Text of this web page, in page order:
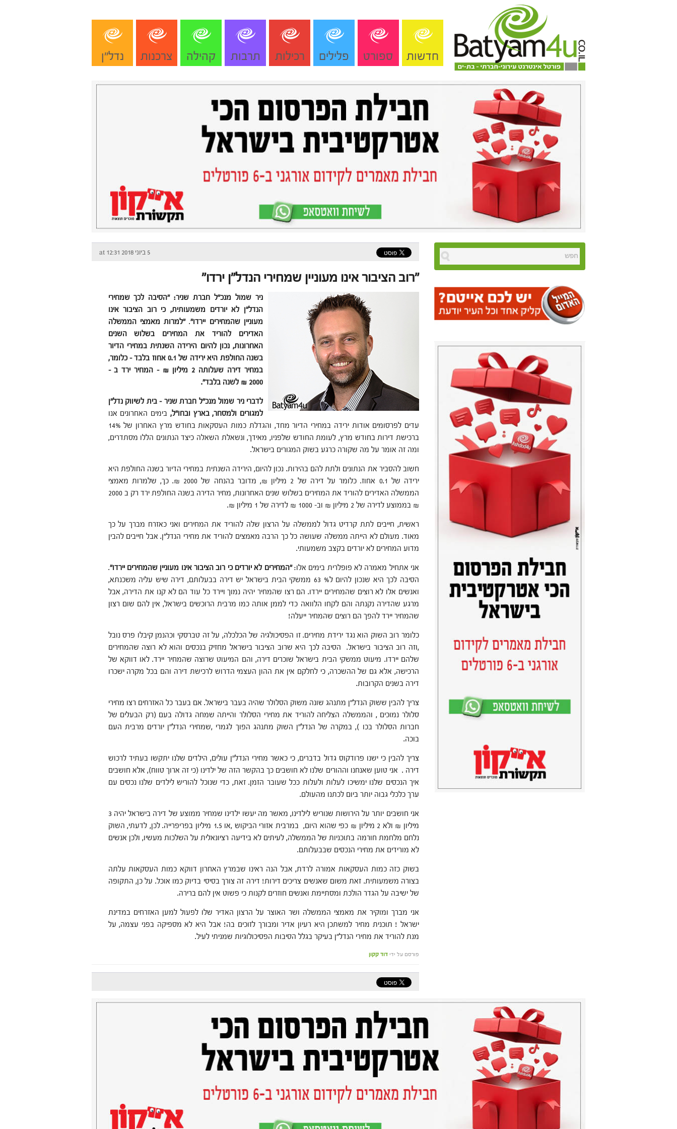
חדשות ספורט פלילים רכילות תרבות קהילה צרכנות נדל"ן
5 ביוני 2018 at 12:31
"רוב הציבור אינו מעוניין שמחירי הנדל"ן ירדו"
ניר שמול מנכ"ל חברת שניר: "הסיבה לכך שמחירי
הנדל"ן לא יורדים משמעותית, כי רוב הציבור אינו
מעונייןשהמחירים יירדו"."למרות מאמצי הממשלה
האדירים להוריד את המחירים בשלוש השנים
האחרונות, נכון להיום הירידה השנתית במחירי הדיור
בשנה החולפת היא ירידה של 0.1 אחוז בלבד – כלומר,
במחיר דירה שעלותה 2 מיליון ₪ – המחיר ירד ב –
2000 ₪ לשנה בלבד".
לדברי ניר שמול מנכ"ל חברת שניר – בית לשיווק נדל"ן
למגורים ולמסחר, בארץ ובחו"ל, בימים האחרונים אנו
עדים לפרסומים אודות ירידה במחירי הדיור מחד, והגדלת כמות העסקאות בחודש מרץ האחרון של 14%
ברכישת דירות בחודש מרץ, לעומת החודש שלפניו, מאידך, ונשאלת השאלה כיצד הנתונים הללו מסתדרים,
ומה זה אומר על מה שקורה כרגע בשוק המגורים בישראל.
חשוב להסביר את הנתונים ולתת להם בהירות. נכון להיום, הירידה השנתית במחירי הדיור בשנה החולפת היא
ירידה של 0.1 אחוז. כלומר על דירה של 2 מיליון ₪, מדובר בהנחה של 2000 ₪. כך, שלמרות מאמצי
הממשלה האדירים להוריד את המחירים בשלוש שנים האחרונות, מחיר הדירה בשנה החולפת ירד רק ב 2000
₪ בממוצע לדירה של 2 מיליון ₪ וב- 1000 ₪ לדירה של 1 מיליון ₪.
ראשית, חייבים לתת קרדיט גדול לממשלה על הרצון שלה להוריד את המחירים ואני כאזרח מברך על כך
מאוד. מעולם לא הייתה ממשלה שעושה כל כך הרבה מאמצים להוריד את מחירי הנדל"ן. אבל חייבים להבין
מדוע המחירים לא יורדים בקצב משמעותי.
אני אתחיל מאמרה לא פופלרית בימים אלו:"המחירים לא יורדים כי רוב הציבור אינו מעוניין שהמחירים יירדו".
הסיבה לכך היא שנכון להיום ל% 63 ממשקי הבית בישראל יש דירה בבעלותם, דירה שיש עליה משכנתא,
ואנשים אלו לא רוצים שהמחירים יירדו. הם רצו שהמחיר יהיה נמוך ויירד כל עוד הם לא קנו את הדירה, אבל
מרגע שהדירה נקנתה והם לקחו הלוואה כדי לממן אותה כמו מרבית הרוכשים בישראל, אין להם שום רצון
שהמחיר יירד להפך הם רוצים שהמחיר ייעלה!
כלומר רוב השוק הוא נגד ירידת מחירים. זו הפסיכולגיה של הכלכלה, על זה טברסקי וכהנמן קיבלו פרס נובל
,וזה רוב הציבור בישראל. הסיבה לכך היא שרוב הציבור בישראל מחזיק בנכסים והוא לא רוצה שהמחירים
שלהם יירדו. מיעוט ממשקי הבית בישראל שוכרים דירה, והם המיעוט שרוצה שהמחיר יירד. לאו דווקא של
הרכישה, אלא גם של ההשכרה, כי לחלקם אין את ההון העצמי הדרוש לרכישת דירה והם בכל מקרה ישכרו
דירה בשנים הקרובות.
צריך להבין ששוק הנדל"ן מתנהג שונה משוק הסלולר שהיה בעבר בישראל. אם בעבר כל האזרחים רצו מחירי
סלולר נמוכים , והממשלה הצליחה להוריד את מחירי הסלולר והייתה שמחה גדולה בעם (רק הבעלים של
חברות הסלולר בכו ), במקרה של הנדל"ן השוק מתנהג הפוך לגמרי ,שמחירי הנדל"ן יורדים מרבית העם
בוכה.
צריך להבין כי ישנו פרודקוס גדול בדברים, כי כאשר מחירי הנדל"ן עולים, הילדים שלנו יתקשו בעתיד לרכוש
דירה . אני טוען שאנחנו וההורים שלנו לא חושבים כך בהקשר הזה של ילדינו (כי זה ארוך טווח), אלא חושבים
איך הנכסים שלנו ימשיכו לעלות ולעלות ככל שעובר הזמן. זאת, כדי שנוכל להוריש לילדים שלנו נכסים עם
ערך כלכלי גבוה יותר ביום לכתנו מהעולם.
אני חושבים יותר על הירושות שנוריש לילדינו, מאשר מה יעשו ילדינו שמחיר ממוצע של דירה בישראל יהיה 3
מיליון ₪ ולא 2 מיליון ₪ כפי שהוא היום, במרבית אזורי הביקוש ,או 1.5 מיליון בפריפרייה. לכן, לדעתי, השוק
נלחם מלחמת חורמה בתוכניות של הממשלה, לעיתים לא בידיעה רציונאלית על השלכות מעשיו, ולכן אנשים
לא מורידים את מחירי הנכסים שבבעלותם.
בשוק כזה כמות העסקאות אמורה לרדת, אבל הנה ראינו שבמרץ האחרון דווקא כמות העסקאות עלתה
בצורה משמעותית. זאת משום שאנשים צריכים דירות! דירה זה צורך בסיסי בדיוק כמו אוכל. על כן, התקופה
של ישיבה על הגדר הולכת ומסתיימת ואנשים חוזרים לקנות כי פשוט אין להם ברירה.
אני מברך ומוקיר את מאמצי הממשלה ושר האוצר על הרצון האדיר שלו לפעול למען האזרחים במדינת
ישראל ! תוכנית מחיר למשתכן היא רעיון אדיר ומבורך לזוכים בה! אבל היא לא מספיקה בפני עצמה, על
מנת להוריד את מחירי הנדל"ן בעיקר בגלל הסיבות הפסיכולוגיות שמניתי לעיל.
פורסם על ידי דוד קקון